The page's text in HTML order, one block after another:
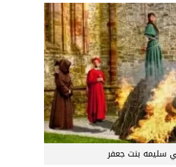
سليمه بنت جعفر